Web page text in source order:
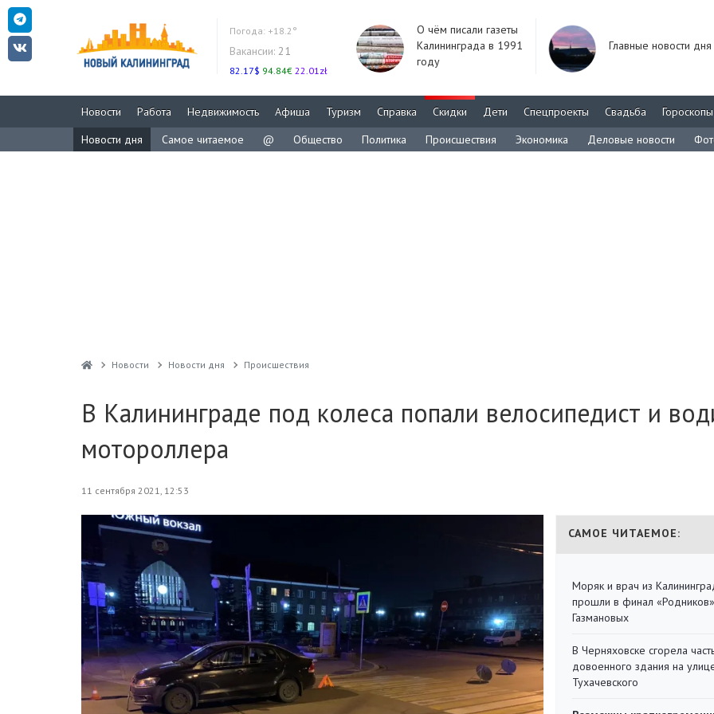
Погода: +18.2°
Вакансии: 21
82.17$ 94.84€ 22.01zł
О чём писали газеты
Калининграда в 1991
году
Главные новости дня
Новости Работа Недвижимость Афиша Туризм Справка Скидки Дети Спецпроекты Свадьба
Гороскопы
Новости дня
Самое читаемое @ Общество Политика Происшествия Экономика Деловые новости
Новости Новости дня Проиcшествия
В Калининграде под колеса попали велосипедист и
мотороллера
11 сентября 2021, 12:53
САМОЕ ЧИТАЕМОЕ:
Моряк и врач из
прошли в финал «Родников»
Газмановых
В Черняховске сгорела
довоенного здания на
Тухачевского